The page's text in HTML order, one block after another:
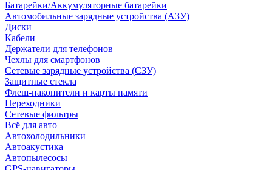
Батарейки/Аккумуляторные батарейки
Автомобильные зарядные устройства (АЗУ)
Диски
Кабели
Держатели для телефонов
Чехлы для смартфонов
Сетевые зарядные устройства (СЗУ)
Защитные стекла
Флеш-накопители и карты памяти
Переходники
Сетевые фильтры
Всё для авто
Автохолодильники
Автоакустика
Автопылесосы